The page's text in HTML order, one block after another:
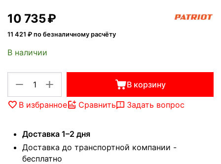
10 735₽
11 421 ₽ по безналичному расчёту
В наличии
+
− В корзину
В избранное Сравнить Задать вопрос
Доставка 1–2 дня
Доставка до транспортной компании -
бесплатно